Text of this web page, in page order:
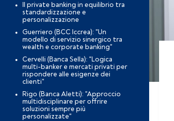
Il private banking in equilibrio tra
standardizzazione e
personalizzazione
Guerriero (BCC Iccrea): "Un
modello di servizio sinergico tra
wealth e corporate banking"
Cervelli (Banca Sella): "Logica
multi-banker e mercati privati per
rispondere alle esigenze dei
clienti"
Rigo (Banca Aletti): "Approccio
multidisciplinare per offrire
soluzioni sempre più
personalizzate"